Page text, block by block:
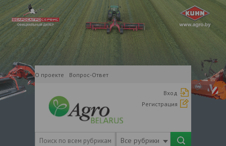
О проекте Вопрос-Ответ
Вход
Регистрация
Все рубрики